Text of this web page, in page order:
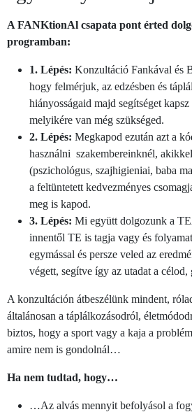
A FANKtionAl csapata pont érted
programban:
1. Lépés: Konzultáció Fankával és
hogy felmérjuk, az edzésben és
hiányosságaid majd segítséget
melyikére van még szükséged.
2. Lépés: Megkapod ezután azt a
használni szakembereinknél,
(pszichológus, szajhigieniai, baba
a feltüntetett kedvezményes
meg is kapod.
3. Lépés: Mi együtt dolgozunk a
innentől TE is tagja vagy és
egymással és persze veled az
végett, segítve így az utadat a
A konzultáción átbeszélünk mindent,
általánosan a táplálkozásodról,
biztos, hogy a sport vagy a kaja a
amire nem is gondolnál…
Ha nem tudtad, hogy…
…Az alvás mennyit befolyásol a